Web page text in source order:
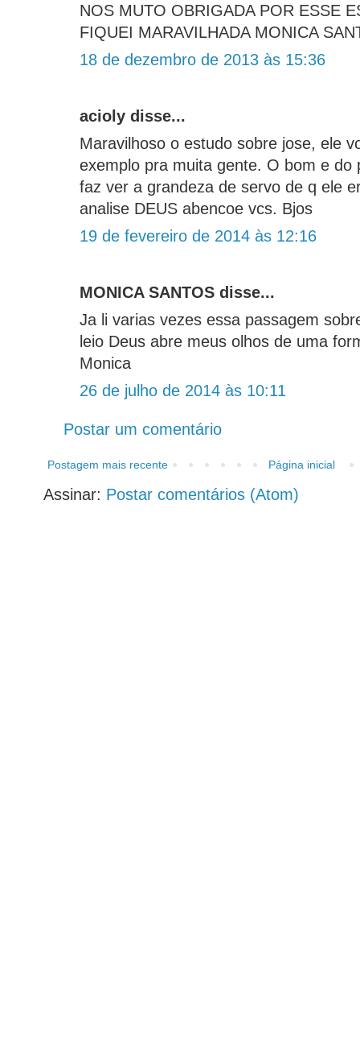
NOS MUTO OBRIGADA POR ESSE
FIQUEI MARAVILHADA MONICA
18 de dezembro de 2013 às 15:36
acioly disse...
Maravilhoso o estudo sobre jose, ele
exemplo pra muita gente. O bom e do
faz ver a grandeza de servo de q ele
analise DEUS abencoe vcs. Bjos
19 de fevereiro de 2014 às 12:16
MONICA SANTOS disse...
Ja li varias vezes essa passagem
leio Deus abre meus olhos de uma
Monica
26 de julho de 2014 às 10:11
Postar um comentário
Postagem mais recente Página inicial
Assinar: Postar comentários (Atom)